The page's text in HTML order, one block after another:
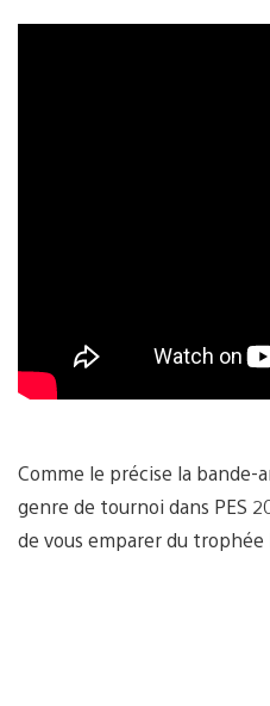
Comme le précise la bande-
genre de tournoi dans PES
de vous emparer du trophée